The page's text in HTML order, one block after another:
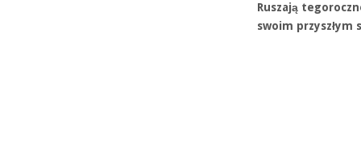
Ruszają
swoim